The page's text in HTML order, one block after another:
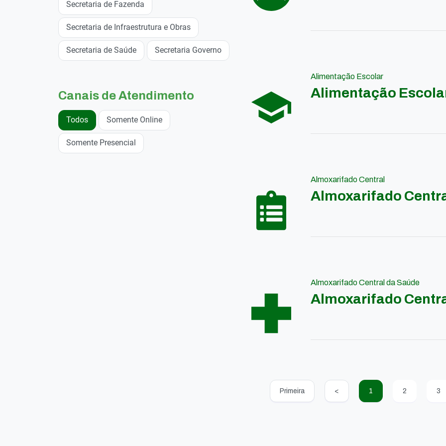
Secretaria de Fazenda
Secretaria de Infraestrutura e Obras
Secretaria de Saúde Secretaria Governo
Canais de Atendimento
Todos Somente Online
Somente Presencial
Alimentação Escolar
Alimentação
Almoxarifado Central
Almoxarifado
Almoxarifado Central da Saúde
Almoxarifado
Primeira < 1 2 3